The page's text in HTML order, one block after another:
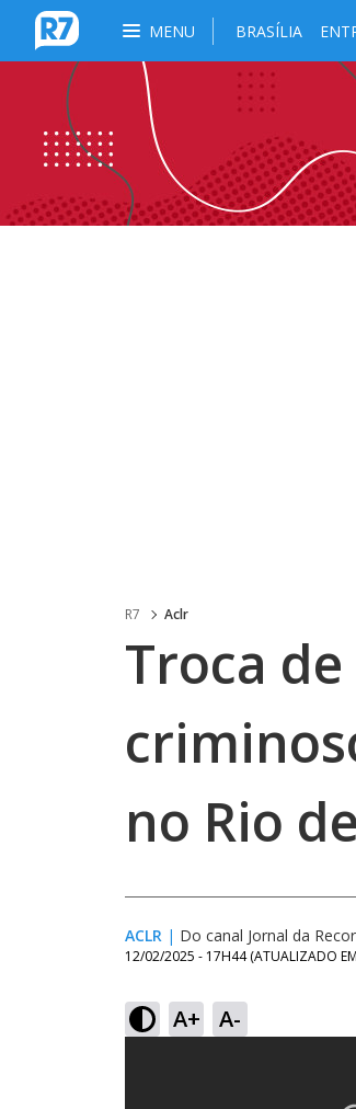
MENU BRASÍLIA
R7 Aclr
Troca
no Rio
ACLR | Do canal Jornal da
12/02/2025 - 17H44 (ATUALIZADO EM
A+ A-